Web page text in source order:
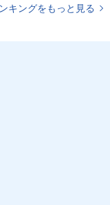
キングをもっと見る